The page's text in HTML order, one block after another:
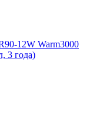
12W Warm3000
3 года)